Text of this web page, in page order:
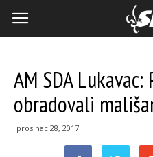
AM SDA
obradovali
prosinac 28, 2017